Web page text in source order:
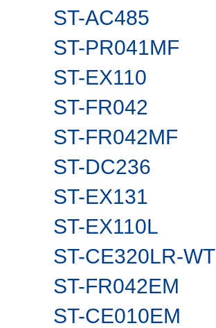
ST-AC485
ST-PR041MF
ST-EX110
ST-FR042
ST-FR042MF
ST-DC236
ST-EX131
ST-EX110L
ST-CE320LR-WT
ST-FR042EM
ST-CE010EM